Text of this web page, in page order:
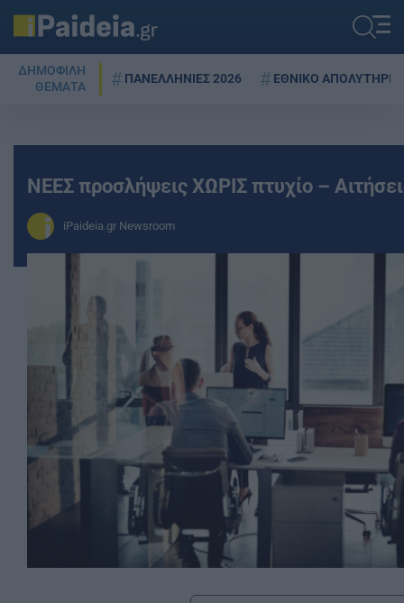
ΔΗΜΟΦΙΛΗ
ΘΕΜΑΤΑ
ΠΑΝΕΛΛΗΝΙΕΣ 2026 ΕΘΝΙΚΟ ΑΠΟΛΥΤΗΡΙΟ
ΝΕΕΣ προσλήψεις ΧΩΡΙΣ πτυχίο –
iPaideia.gr Newsroom